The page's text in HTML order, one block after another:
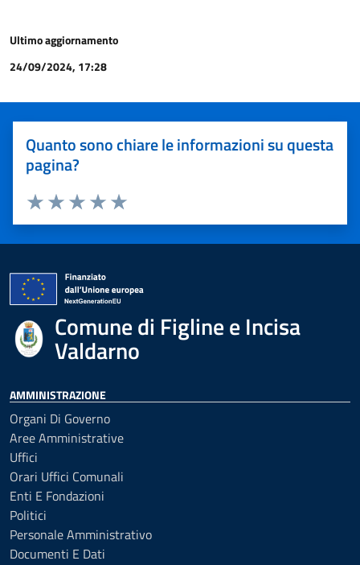
Ultimo aggiornamento
24/09/2024, 17:28
Quanto sono chiare le informazioni su questa
pagina?
Valuta 5 stelle su 5
Valuta 4 stelle su 5
Valuta 3 stelle su 5
Valuta 2 stelle su 5
Valuta 1 stelle su 5
Comune di Figline e Incisa
Valdarno
AMMINISTRAZIONE
Organi Di Governo
Aree Amministrative
Uffici
Orari Uffici Comunali
Enti E Fondazioni
Politici
Personale Amministrativo
Documenti E Dati